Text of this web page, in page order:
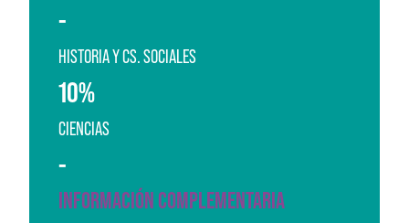
-
HISTORIA Y CS. SOCIALES
10%
CIENCIAS
-
INFORMACIÓN COMPLEMENTARIA